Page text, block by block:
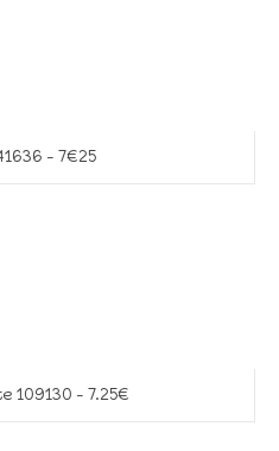
– 7€25
– 7.25€